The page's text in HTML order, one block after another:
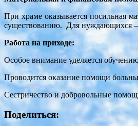
При храме оказывается посильная
существованию. Для нуждающихся –
Работа на приходе:
Особое внимание уделяется
Проводится оказание помощи
Сестричество и добровольные
Поделиться: